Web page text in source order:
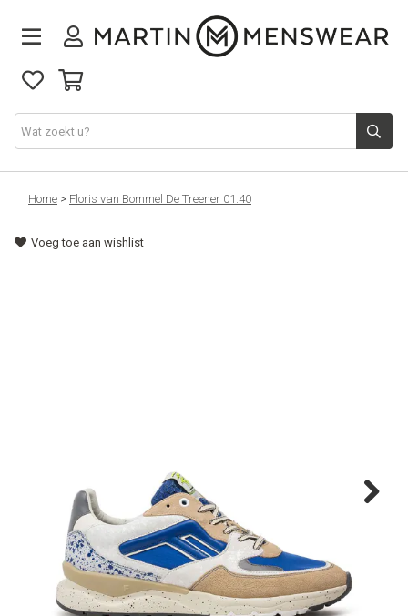
Nieuw binnen
Collectie
Cadeaubon
Contact
Home > Floris van Bommel De Treener 01.40
Voeg toe aan wishlist